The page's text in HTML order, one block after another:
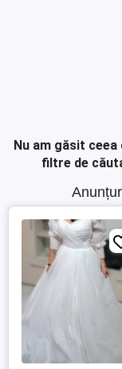
Nu am găsit ceea
filtre de